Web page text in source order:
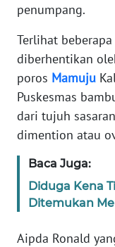
penumpang.
Terlihat
diberhentikan
poros Mamuju
Puskesmas
dari tujuh
dimention atau
Baca Juga:
Diduga Kena
Ditemukan
Aipda Ronald
KARIR
DISCLAIMER
Wahana
News
Regional
SUMUT
WN